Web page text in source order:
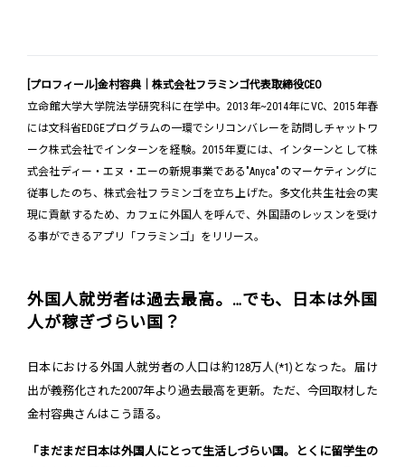
[プロフィール]金村容典｜株式会社フラミンゴ代表取締役CEO
立命館大学大学院法学研究科に在学中。2013年~2014年にVC、2015年春
には文科省EDGEプログラムの一環でシリコンバレーを訪問しチャットワ
ーク株式会社でインターンを経験。2015年夏には、インターンとして株
式会社ディー・エヌ・エーの新規事業である"Anyca"のマーケティングに
従事したのち、株式会社フラミンゴを立ち上げた。多文化共生社会の実
現に貢献するため、カフェに外国人を呼んで、外国語のレッスンを受け
る事ができるアプリ「フラミンゴ」をリリース。
外国人就労者は過去最高。…でも、日本は外国
人が稼ぎづらい国？
日本における外国人就労者の人口は約128万人(*1)となった。届け
出が義務化された2007年より過去最高を更新。ただ、今回取材した
金村容典さんはこう語る。
「まだまだ日本は外国人にとって生活しづらい国。とくに留学生の